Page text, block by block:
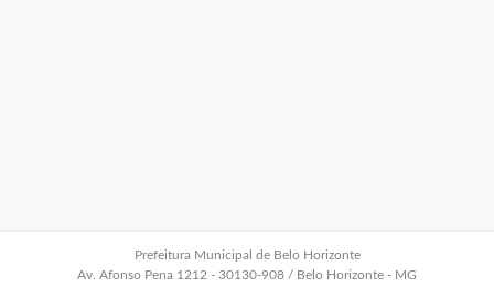
Prefeitura Municipal de Belo Horizonte
Av. Afonso Pena 1212 - 30130-908 / Belo Horizonte - MG